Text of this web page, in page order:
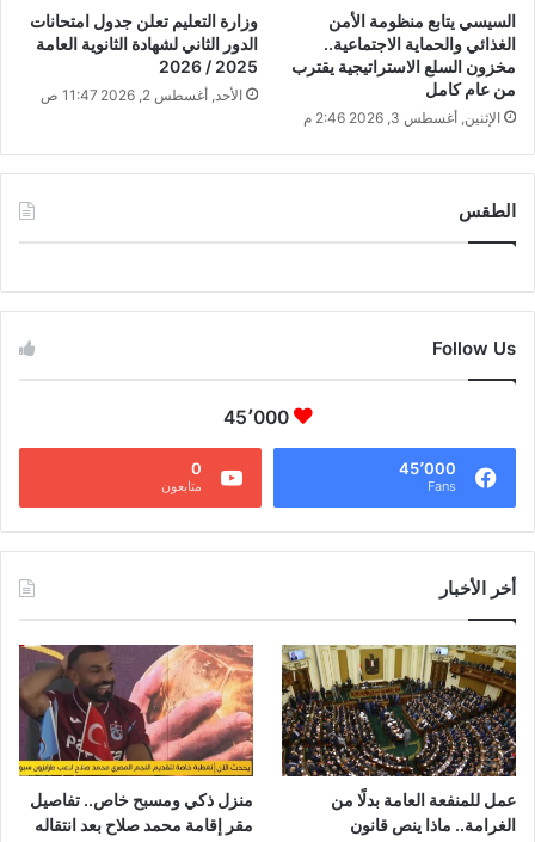
السيسي يتابع منظومة الأمن
الغذائي والحماية الاجتماعية..
مخزون السلع الاستراتيجية يقترب
من عام كامل
الإثنين, أغسطس 3, 2026 2:46 م
وزارة التعليم تعلن جدول امتحانات
الدور الثاني لشهادة الثانوية العامة
2025 / 2026
الأحد, أغسطس 2, 2026 11:47 ص
الطقس
Follow Us
45٬000
45٬000
Fans
0
متابعون
أخر الأخبار
عمل للمنفعة العامة بدلًا من
الغرامة.. ماذا ينص قانون
منزل ذكي ومسبح خاص.. تفاصيل
مقر إقامة محمد صلاح بعد انتقاله